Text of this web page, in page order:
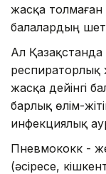
жасқа
балалардың
Ал
респираторлық
жасқа дейінгі
барлық өлім-
инфекциялық
Пневмококк -
(әсіресе,